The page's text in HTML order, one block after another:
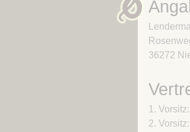
36272
1.
2.